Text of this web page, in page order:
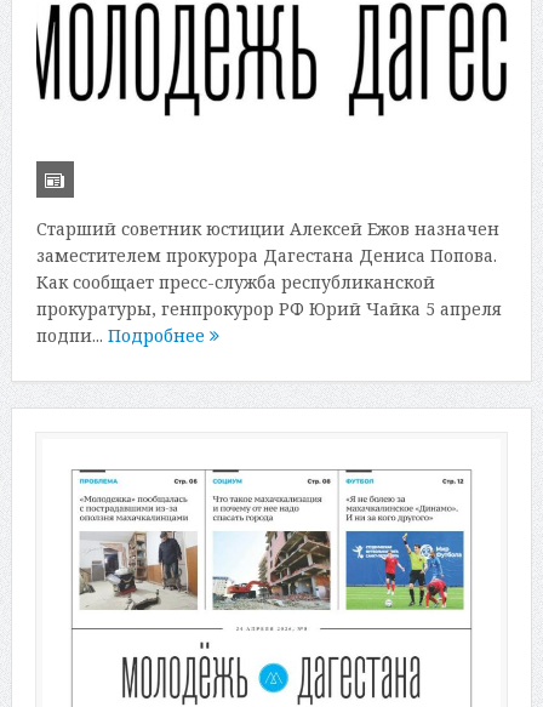
Старший советник юстиции Алексей Ежов назначен
заместителем прокурора Дагестана Дениса Попова.
Как сообщает пресс-служба республиканской
прокуратуры, генпрокурор РФ Юрий Чайка 5 апреля
подпи... Подробнее